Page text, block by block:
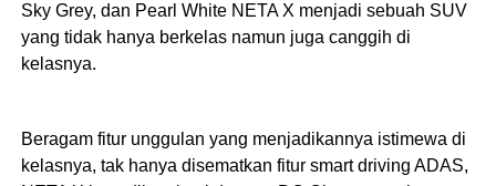
Sky Grey, dan Pearl White NETA X menjadi sebuah SUV
yang tidak hanya berkelas namun juga canggih di
kelasnya.
Beragam fitur unggulan yang menjadikannya istimewa di
kelasnya, tak hanya disematkan fitur smart driving ADAS,